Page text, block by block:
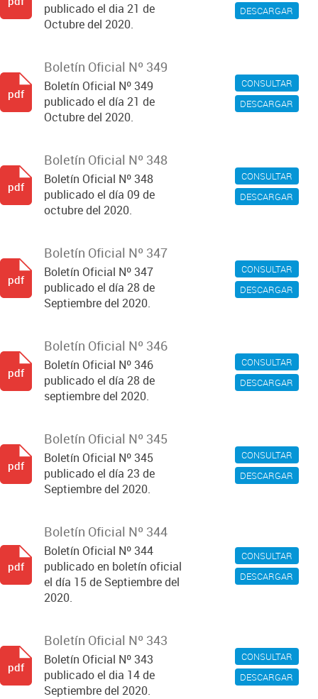
DESCARGAR
publicado el dia 21 de
Octubre del 2020.
CONSULTAR
DESCARGAR
Boletín Oficial Nº 349
Boletín Oficial Nº 349
publicado el día 21 de
Octubre del 2020.
pdf
CONSULTAR
DESCARGAR
Boletín Oficial Nº 348
Boletín Oficial Nº 348
publicado el día 09 de
octubre del 2020.
pdf
CONSULTAR
DESCARGAR
Boletín Oficial Nº 347
Boletín Oficial Nº 347
publicado el día 28 de
Septiembre del 2020.
pdf
CONSULTAR
DESCARGAR
Boletín Oficial Nº 346
Boletín Oficial Nº 346
publicado el día 28 de
septiembre del 2020.
pdf
CONSULTAR
DESCARGAR
Boletín Oficial Nº 345
Boletín Oficial Nº 345
publicado el día 23 de
Septiembre del 2020.
pdf
CONSULTAR
DESCARGAR
Boletín Oficial Nº 344
Boletín Oficial Nº 344
publicado en boletín oficial
el día 15 de Septiembre del
2020.
pdf
CONSULTAR
DESCARGAR
Boletín Oficial Nº 343
Boletín Oficial Nº 343
publicado el dia 14 de
Septiembre del 2020.
pdf